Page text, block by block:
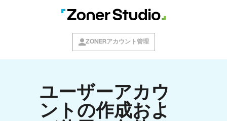
ZONERアカウント管理
ユーザーアカウ
ントの作成およ